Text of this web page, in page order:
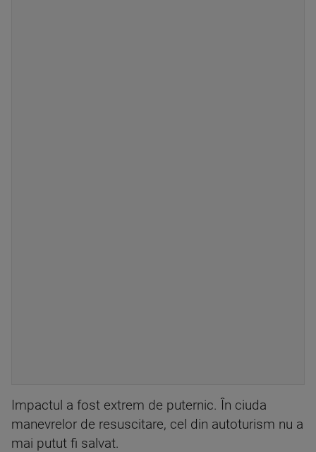
Impactul a fost extrem de puternic. În ciuda
manevrelor de resuscitare, cel din autoturism nu a
mai putut fi salvat.